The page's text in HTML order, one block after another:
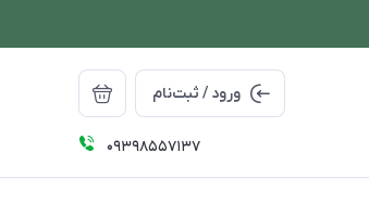
ورود / ثبت‌نام
09398557137